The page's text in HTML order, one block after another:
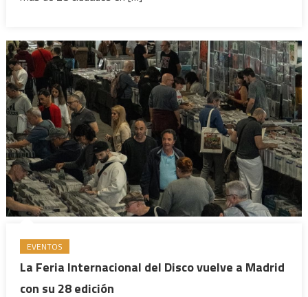
EVENTOS
La Feria Internacional del Disco vuelve a Madrid
con su 28 edición